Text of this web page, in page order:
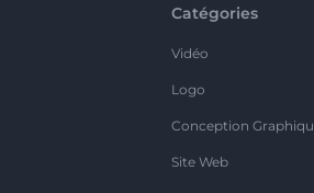
Catégories
Vidéo
Logo
Conception
Site Web